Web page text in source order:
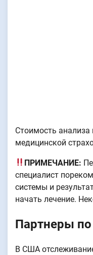
Стоимость
медицинской
ПРИМЕЧАНИЕ:
специалист
системы и
начать лечение.
Партнеры
В США